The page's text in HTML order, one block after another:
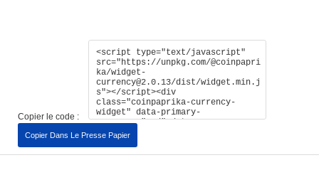
Copier le code :
Copier Dans Le Presse Papier